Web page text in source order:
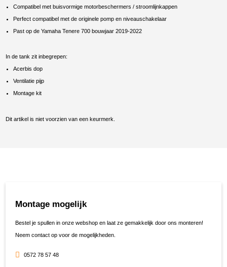
Compatibel met buisvormige motorbeschermers / stroomlijnkappen
Perfect compatibel met de originele pomp enniveauschakelaar
Past op de Yamaha Tenere 700 bouwjaar 2019-2022
In de tank zit inbegrepen:
Acerbis dop
Ventilatie pijp
Montage kit
Dit artikel is niet voorzien van een keurmerk.
Montage mogelijk
Bestel je spullen in onze webshop en laat ze gemakkelijk door ons monteren!
Neem contact op voor de mogelijkheden.
0572 78 57 48